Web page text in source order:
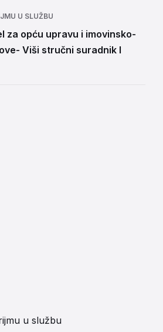
U SLUŽBU
za opću upravu i imovinsko-
Viši stručni suradnik I
u službu